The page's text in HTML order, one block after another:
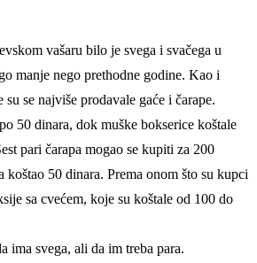
vašaru bilo je svega i svačega u
manje nego prethodne godine. Kao i
se najviše prodavale gaće i čarape.
50 dinara, dok muške bokserice koštale
pari čarapa mogao se kupiti za 200
koštao 50 dinara. Prema onom što su kupci
sa cvećem, koje su koštale od 100 do
ima svega, ali da im treba para.